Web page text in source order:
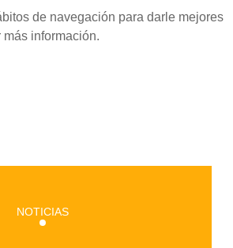
de navegación para darle mejores
información.
NOTICIAS